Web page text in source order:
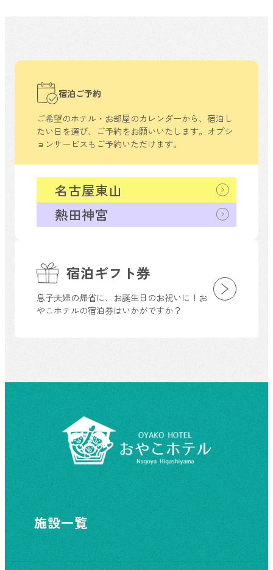
宿泊ギフト券
息子夫婦の帰省に、お誕生日のお祝いに！お
やこホテルの宿泊券はいかがですか？
宿泊ご予約
ご希望のホテル・お部屋のカレンダーから、 宿泊し
たい日を選び、ご予約をお願いいたします。 オプシ
ョンサービスもご予約いただけます。
熱田神宮
名古屋東山
施設一覧